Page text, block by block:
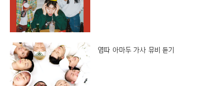
염따 아마두 가사 뮤비 듣기